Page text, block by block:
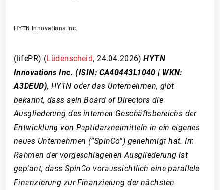
HYTN Innovations Inc.
(lifePR) (Lüdenscheid,24.04.2026)HYTN
Innovations Inc. (ISIN: CA40443L1040| WKN:
A3DEUD), HYTN oder das Unternehmen, gibt
bekannt, dass sein Board of Directors die
Ausgliederung des internen Geschäftsbereichs der
Entwicklung von Peptidarzneimitteln in ein eigenes
neues Unternehmen (“SpinCo”) genehmigt hat. Im
Rahmen der vorgeschlagenen Ausgliederung ist
geplant, dass SpinCo voraussichtlich eine parallele
Finanzierung zur Finanzierung der nächsten